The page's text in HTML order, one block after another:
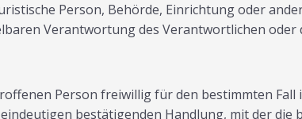
Person, Behörde, Einrichtung oder
Verantwortung des Verantwortlichen
Person freiwillig für den bestimmten
bestätigenden Handlung, mit der